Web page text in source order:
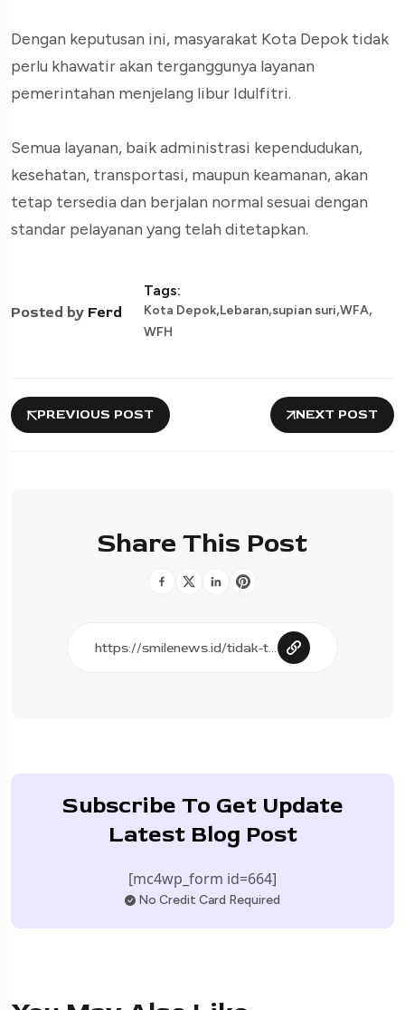
Dengan keputusan ini, masyarakat Kota Depok tidak
perlu khawatir akan terganggunya layanan
pemerintahan menjelang libur Idulfitri.
Semua layanan, baik administrasi kependudukan,
kesehatan, transportasi, maupun keamanan, akan
tetap tersedia dan berjalan normal sesuai dengan
standar pelayanan yang telah ditetapkan.
Posted by Ferd
Tags:
Kota Depok,Lebaran,supian suri,WFA,
WFH
PREVIOUS POST NEXT POST
Share This Post
Subscribe To Get Update
Latest Blog Post
[mc4wp_form id=664]
No Credit Card Required